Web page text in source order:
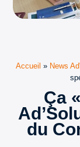
Accueil » News
Ça
du